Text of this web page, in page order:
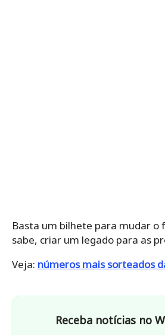
Basta um bilhete para mudar o
sabe, criar um legado para as
Veja: números mais sorteados
Receba notícias no